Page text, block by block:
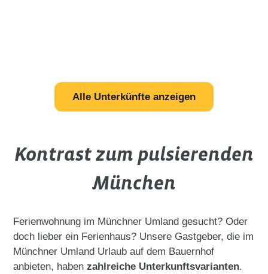
Alle Unterkünfte anzeigen
Kontrast zum pulsierenden
München
Ferienwohnung im Münchner Umland gesucht? Oder
doch lieber ein Ferienhaus? Unsere Gastgeber, die im
Münchner Umland Urlaub auf dem Bauernhof
anbieten, habenzahlreiche Unterkunftsvarianten.